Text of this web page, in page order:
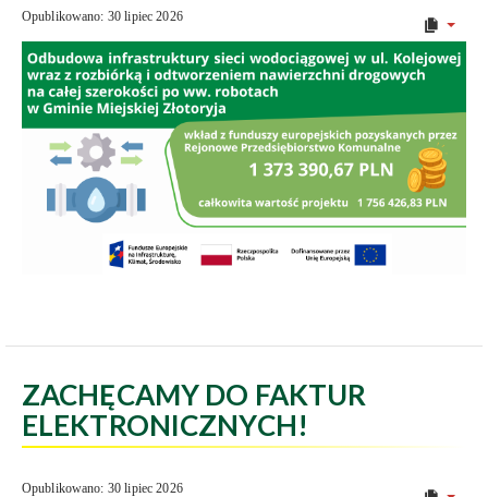
Opublikowano: 30 lipiec 2026
ZACHĘCAMY DO FAKTUR
ELEKTRONICZNYCH!
Opublikowano: 30 lipiec 2026